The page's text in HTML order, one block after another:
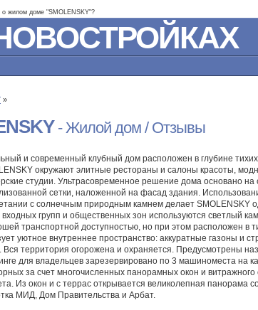
жилом доме "SMOLENSKY"?
»
- Жилой дом / Отзывы
и современный клубный дом расположен в глубине
окружают элитные рестораны и салоны красоты,
студии. Ультрасовременное решение дома основано
сетки, наложенной на фасад здания.
с солнечным природным камнем делает SMOLENSKY
групп и общественных зон используются светлый
транспортной доступностью, но при этом расположен в
уютное внутреннее пространство: аккуратные газоны и
территория огорожена и охраняется. Предусмотрены
для владельцев зарезервировано по 3 машиноместа на
за счет многочисленных панорамных окон и
Из окон и с террас открывается великолепная панорама
МИД, Дом Правительства и Арбат.